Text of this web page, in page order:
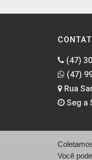
(47)
(47)
Rua
Seg a
© Daucar
Você